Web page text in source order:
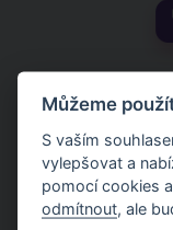
Můžeme
S vaším
vylepšovat a
pomocí cookies
odmítnout, ale